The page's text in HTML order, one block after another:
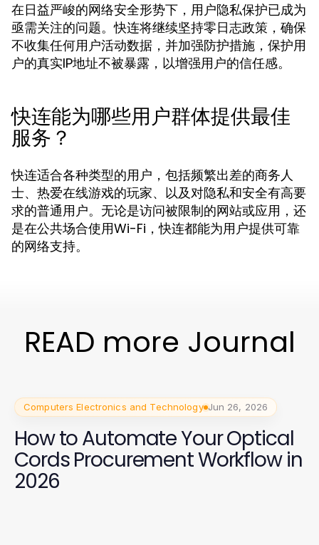
在日益严峻的网络安全形势下，用户隐私保护已成为
亟需关注的问题。快连将继续坚持零日志政策，确保
不收集任何用户活动数据，并加强防护措施，保护用
户的真实IP地址不被暴露，以增强用户的信任感。
快连能为哪些用户群体提供最佳
服务？
快连适合各种类型的用户，包括频繁出差的商务人
士、热爱在线游戏的玩家、以及对隐私和安全有高要
求的普通用户。无论是访问被限制的网站或应用，还
是在公共场合使用Wi-Fi，快连都能为用户提供可靠
的网络支持。
READ more Journal
Computers Electronics and Technology Jun 26, 2026
How to Automate Your Optical
Cords Procurement Workflow in
2026